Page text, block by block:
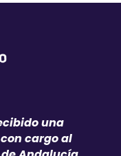
una
cargo al